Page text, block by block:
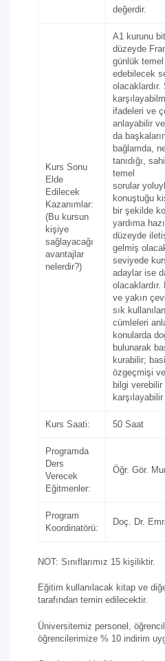
değerdir.
Kurs Sonu
Elde
Edilecek
Kazanımlar:
(Bu kursun
kişiye
sağlayacağı
avantajlar
nelerdir?)
A1 kurunu
düzeyde
günlük temel
edebilecek
ifadeleri ve
anlayabilir
da
bağlamda,
tanıdığı,
temel
sorular
konuştuğu
bir şekilde
yardıma
düzeyde
gelmiş
seviyede
adaylar ise
ve yakın
sık
cümleleri
konularda
bulunarak
kurabilir;
özgeçmişi
bilgi
Kurs Saati: 50 Saat
Programda
Ders
Verecek
Eğitmenler:
Öğr. Gör.
Program
Koordinatörü:
Doç. Dr.
NOT: Sınıflarımız 15 kişiliktir.
Eğitim kullanılacak kitap ve
tarafından temin edilecektir.
Üniversitemiz personel,
öğrencilerimize % 10 indirim